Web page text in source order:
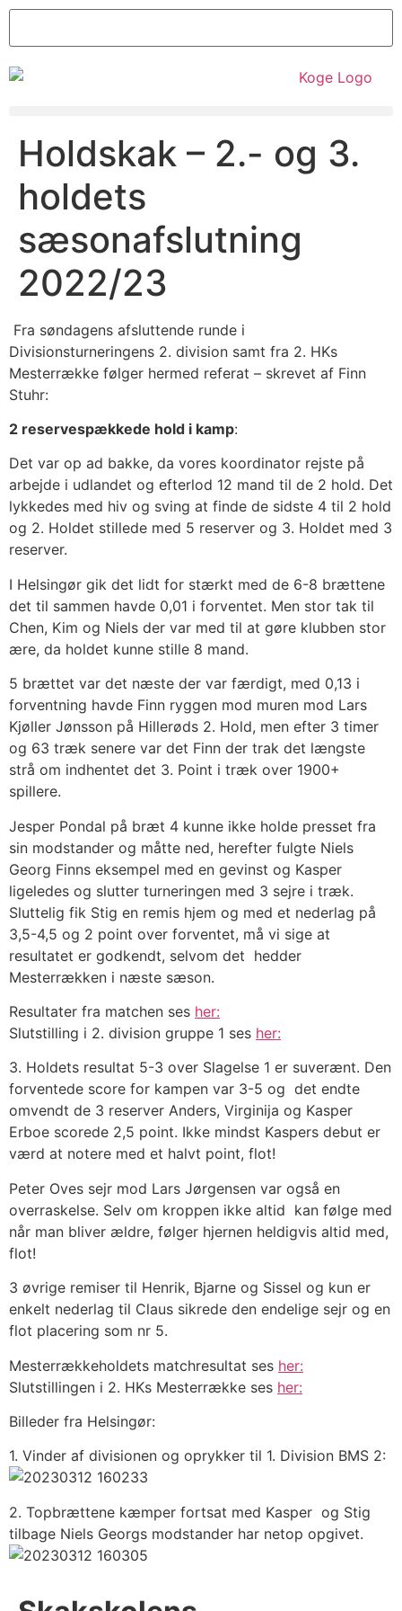
Holdskak – 2.- og 3.
holdets
sæsonafslutning
2022/23
Fra søndagens afsluttende runde i
Divisionsturneringens 2. division samt fra 2. HKs
Mesterrække følger hermed referat – skrevet af Finn
Stuhr:
2 reservespækkede hold i kamp:
Det var op ad bakke, da vores koordinator rejste på
arbejde i udlandet og efterlod 12 mand til de 2 hold. Det
lykkedes med hiv og sving at finde de sidste 4 til 2 hold
og 2. Holdet stillede med 5 reserver og 3. Holdet med 3
reserver.
I Helsingør gik det lidt for stærkt med de 6-8 brættene
det til sammen havde 0,01 i forventet. Men stor tak til
Chen, Kim og Niels der var med til at gøre klubben stor
ære, da holdet kunne stille 8 mand.
5 brættet var det næste der var færdigt, med 0,13 i
forventning havde Finn ryggen mod muren mod Lars
Kjøller Jønsson på Hillerøds 2. Hold, men efter 3 timer
og 63 træk senere var det Finn der trak det længste
strå om indhentet det 3. Point i træk over 1900+
spillere.
Jesper Pondal på bræt 4 kunne ikke holde presset fra
sin modstander og måtte ned, herefter fulgte Niels
Georg Finns eksempel med en gevinst og Kasper
ligeledes og slutter turneringen med 3 sejre i træk.
Sluttelig fik Stig en remis hjem og med et nederlag på
3,5-4,5 og 2 point over forventet, må vi sige at
resultatet er godkendt, selvom det hedder
Mesterrækken i næste sæson.
Resultater fra matchen ses her:
Slutstilling i 2. division gruppe 1 ses her:
3. Holdets resultat 5-3 over Slagelse 1 er suverænt. Den
forventede score for kampen var 3-5 og det endte
omvendt de 3 reserver Anders, Virginija og Kasper
Erboe scorede 2,5 point. Ikke mindst Kaspers debut er
værd at notere med et halvt point, flot!
Peter Oves sejr mod Lars Jørgensen var også en
overraskelse. Selv om kroppen ikke altid kan følge med
når man bliver ældre, følger hjernen heldigvis altid med,
flot!
3 øvrige remiser til Henrik, Bjarne og Sissel og kun er
enkelt nederlag til Claus sikrede den endelige sejr og en
flot placering som nr 5.
Mesterrækkeholdets matchresultat ses her:
Slutstillingen i 2. HKs Mesterrække ses her:
Billeder fra Helsingør:
1. Vinder af divisionen og oprykker til 1. Division BMS 2:
2. Topbrættene kæmper fortsat med Kasper og Stig
tilbage Niels Georgs modstander har netop opgivet.